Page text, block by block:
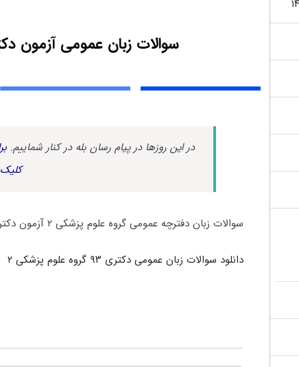
سوالات زبان عمومی آزمون دکتری ۹۳ گروه علوم
در این روزها در پیام رسان بله در کنار شماییم.
سوالات زبان دفترچه عمومی گروه علوم پزشکی ۲ آزمون دکتری سراسری ۱۳۹۳ از طریق لینک قابل دانلود می باشد:
دانلود سوالات زبان عمومی دکتری ۹۳ گروه علوم پزشکی ۲